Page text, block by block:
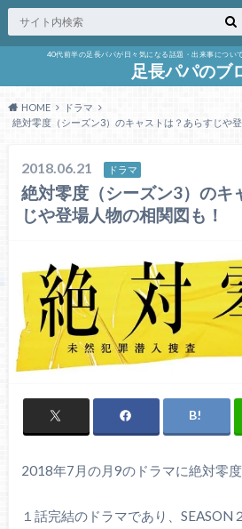
40代前半の足長パパが日々気になる話題・出来事につい
足長パパのブ
HOME
ドラマ
絶対零度（シーズン3）のキャストは？あらすじや
2018.06.21 ドラマ
絶対零度（シーズン3）のキ
じや登場人物の相関図も！
2018年7月の月9のドラマに絶対零
１話完結のドラマであり、SEASON